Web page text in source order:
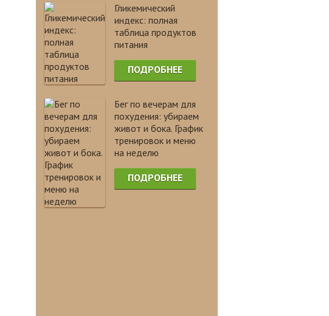
Гликемический
индекс: полная
таблица продуктов
питания
ПОДРОБНЕЕ
Бег по вечерам для
похудения: убираем
живот и бока. График
тренировок и меню
на неделю
ПОДРОБНЕЕ